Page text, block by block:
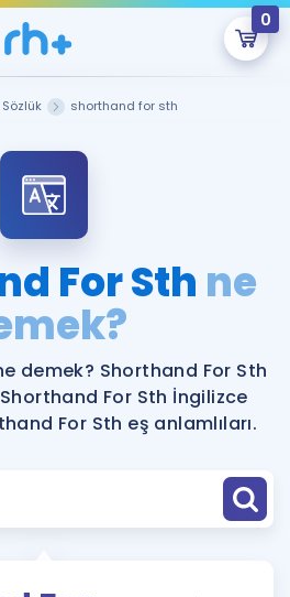
0
Hatırlamıyorum
Şu An Boş.
hazırlayacak onlarca eğitim seni
bekliyor!
İngilizce Gramer
Sözlük shorthand for sth
For Sth ne
demek? Shorthand For Sth
For Sth İngilizce
For Sth eş anlamlıları.